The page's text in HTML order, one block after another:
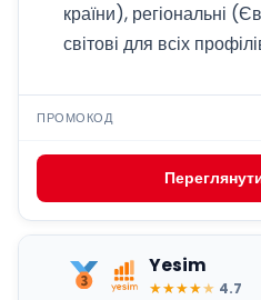
країни), регіональні
світові для всіх
ПРОМОКОД
Yesim
★★★★★ 4.7